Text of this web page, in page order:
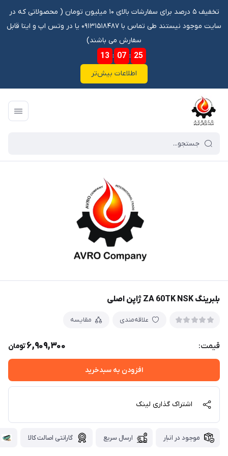
تخفیف ۵ درصد برای سفارشات بالای ۱۰ میلیون تومان ‌‌(‌‌ محصولاتی که در
سایت موجود نیستند طی تماس با ۰۹۱۳۱۵۱۸۴۸۷ یا در وتس اپ و ایتا قابل
سفارش می باشند)
13 : 07 : 24
اطلاعات بیش‌تر
فروشگاه آنلاین آوروکو
بلبرینگ ZA 60TK NSK ژاپن اصلی
علاقه‌مندی مقایسه
قیمت: 6,909,300تومان
افزودن به سبدخرید
اشتراک گذاری لینک
موجود در انبار ارسال سریع گارانتی اصالت کالا